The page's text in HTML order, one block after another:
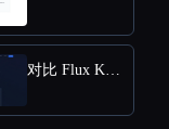
对比 Flux Kontext: AI Image Generator